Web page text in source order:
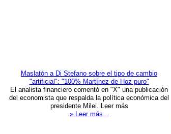
Maslatón a Di Stefano sobre el tipo de cambio
"artificial": "100% Martínez de Hoz puro"
El analista financiero comentó en "X" una publicación
del economista que respalda la política económica del
presidente Milei. Leer más
» Leer más...